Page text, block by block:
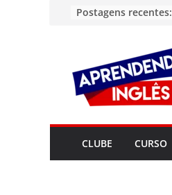
conteúdo
Postagens recentes:
CLUBE CURSO